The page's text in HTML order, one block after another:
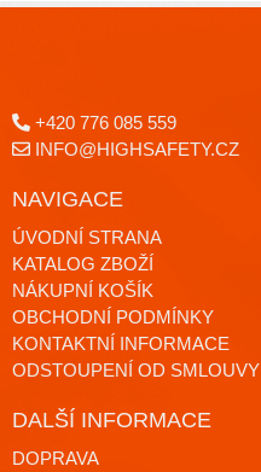
+420 776 085 559
INFO@HIGHSAFETY.CZ
NAVIGACE
ÚVODNÍ STRANA
KATALOG ZBOŽÍ
NÁKUPNÍ KOŠÍK
OBCHODNÍ PODMÍNKY
KONTAKTNÍ INFORMACE
ODSTOUPENÍ OD SMLOUVY
DALŠÍ INFORMACE
DOPRAVA